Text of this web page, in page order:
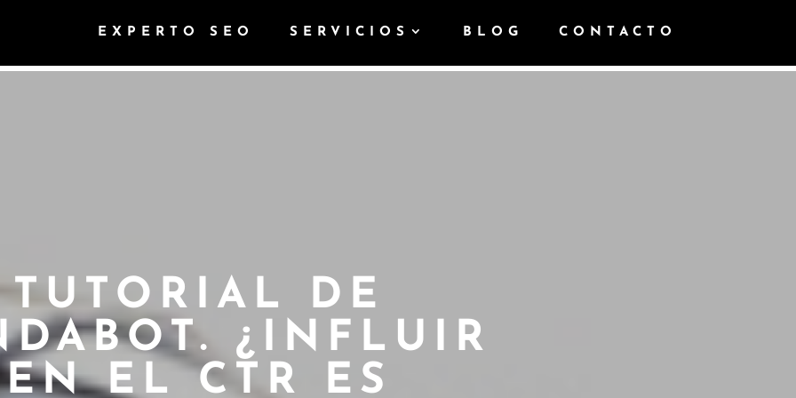
EXPERTO SEO SERVICIOS BLOG CONTACTO
TUTORIAL DE
¿INFLUIR
EN EL CTR ES